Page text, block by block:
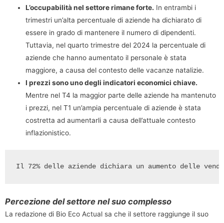
L’occupabilità nel settore rimane forte. In entrambi i
trimestri un’alta percentuale di aziende ha dichiarato di
essere in grado di mantenere il numero di dipendenti.
Tuttavia, nel quarto trimestre del 2024 la percentuale di
aziende che hanno aumentato il personale è stata
maggiore, a causa del contesto delle vacanze natalizie.
I prezzi sono uno degli indicatori economici chiave.
Mentre nel T4 la maggior parte delle aziende ha mantenuto
i prezzi, nel T1 un’ampia percentuale di aziende è stata
costretta ad aumentarli a causa dell’attuale contesto
inflazionistico.
Il 72% delle aziende dichiara un aumento delle
Percezione del settore nel suo complesso
La redazione di Bio Eco Actual sa che il settore raggiunge il suo